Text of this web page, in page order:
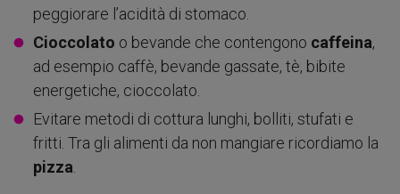
peggiorare l’acidità di stomaco.
Cioccolato o bevande che contengono caffeina,
ad esempio caffè, bevande gassate, tè, bibite
energetiche, cioccolato.
Evitare metodi di cottura lunghi, bolliti, stufati e
fritti. Tra gli alimenti da non mangiare ricordiamo la
pizza